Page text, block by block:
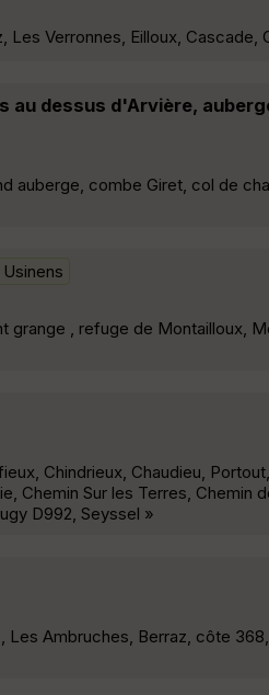
Verronnes, Eilloux, Cascade,
au dessus d'Arvière,
auberge, combe Giret, col de
Usinens
grange , refuge de Montailloux,
Chindrieux, Chaudieu,
Chemin Sur les Terres, Chemin
D992, Seyssel »
Les Ambruches, Berraz, côte